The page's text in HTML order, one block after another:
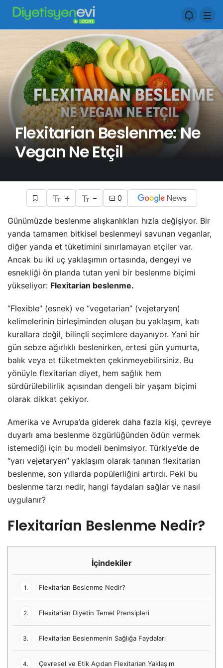
Flexitarian Beslenme: Ne
Vegan Ne Etçil
+ - 0
Günümüzde beslenme alışkanlıkları hızla değişiyor. Bir
yanda tamamen bitkisel beslenmeyi savunan veganlar,
diğer yanda et tüketimini sınırlamayan etçiler var.
Ancak bu iki uç yaklaşımın ortasında, dengeyi ve
esnekliği ön planda tutan yeni bir beslenme biçimi
yükseliyor: Flexitarian beslenme.
“Flexible” (esnek) ve “vegetarian” (vejetaryen)
kelimelerinin birleşiminden oluşan bu yaklaşım, katı
kurallara değil, bilinçli seçimlere dayanıyor. Yani bir
gün sebze ağırlıklı beslenirken, ertesi gün yumurta,
balık veya et tüketmekten çekinmeyebilirsiniz. Bu
yönüyle flexitarian diyet, hem sağlık hem
sürdürülebilirlik açısından dengeli bir yaşam biçimi
olarak dikkat çekiyor.
Amerika ve Avrupa’da giderek daha fazla kişi, çevreye
duyarlı ama beslenme özgürlüğünden ödün vermek
istemediği için bu modeli benimsiyor. Türkiye’de de
“yarı vejetaryen” yaklaşım olarak tanınan flexitarian
beslenme, son yıllarda popülerliğini artırdı. Peki bu
beslenme tarzı nedir, hangi faydaları sağlar ve nasıl
uygulanır?
Flexitarian Beslenme Nedir?
İçindekiler
1. Flexitarian Beslenme Nedir?
2. Flexitarian Diyetin Temel Prensipleri
3. Flexitarian Beslenmenin Sağlığa Faydaları
4. Çevresel ve Etik Açıdan Flexitarian Yaklaşım